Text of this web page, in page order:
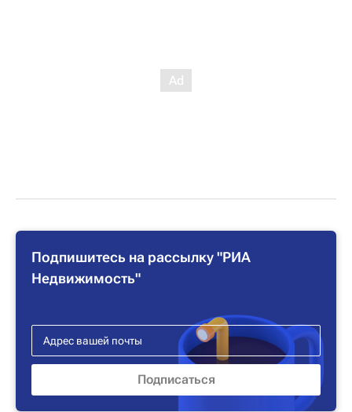
Подпишитесь на рассылку "РИА
Недвижимость"